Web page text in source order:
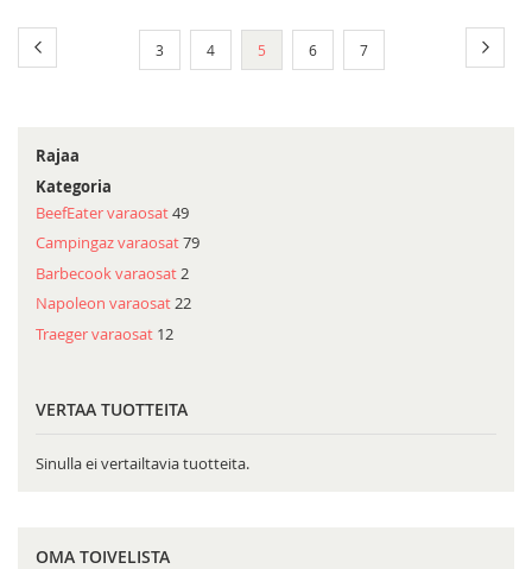
Sivu
Sivu
3 Sivu
4
You're
currently
5 Sivu
6 Sivu
7
Rajaa
Kategoria
BeefEater varaosat49
Campingaz varaosat79
Barbecook varaosat2
Napoleon varaosat22
Traeger varaosat 12
VERTAA TUOTTEITA
Sinulla ei vertailtavia tuotteita.
OMA TOIVELISTA